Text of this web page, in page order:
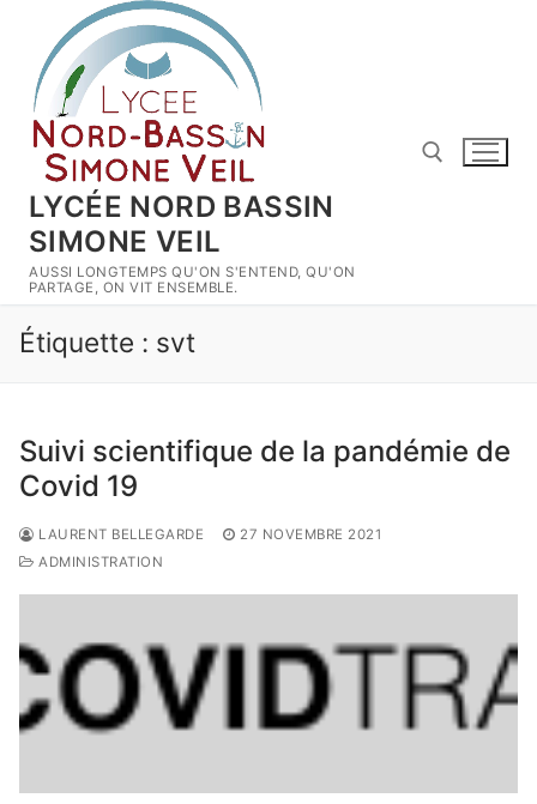
contenu
LYCÉE NORD BASSIN
SIMONE VEIL
AUSSI LONGTEMPS QU'ON S'ENTEND, QU'ON
PARTAGE, ON VIT ENSEMBLE.
Étiquette : svt
Suivi scientifique de la pandémie de
Covid 19
LAURENT BELLEGARDE
27 NOVEMBRE 2021
ADMINISTRATION